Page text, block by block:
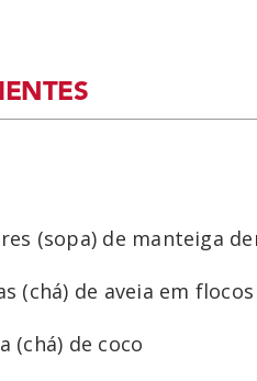
(sopa) de manteiga
(chá) de aveia em flocos
(chá) de coco